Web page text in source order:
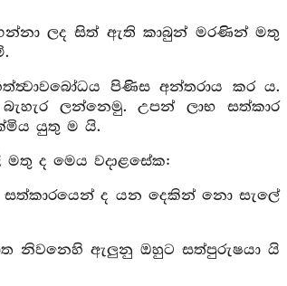
ලද සිත් ඇති කාබුන් මරණින් මතු
පිණිස අන්තරාය කර ය.
ලන්නෙමු. උපන් ලාභ සත්කාර
යුතු ම යි.
ද මෙය වදාළසේක:
සත්කාරයෙන් ද යන දෙකින් නො සැලේ
නිවනෙහි ඇලුනු ඔහුට සත්පුරුෂයා යි